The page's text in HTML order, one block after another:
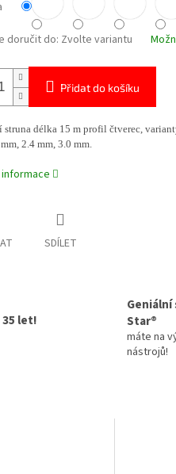
doručit do: Zvolte variantu
Přidat do košíku
struna délka 15 m profil čtverec,
2.4 mm, 3.0 mm.
SDÍLET
let!
Star®
máte na
nástrojů!